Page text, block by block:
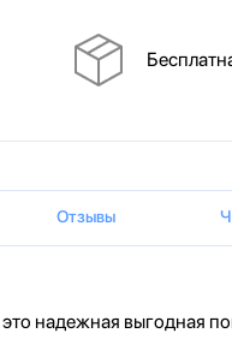
Отзывы
надежная выгодная